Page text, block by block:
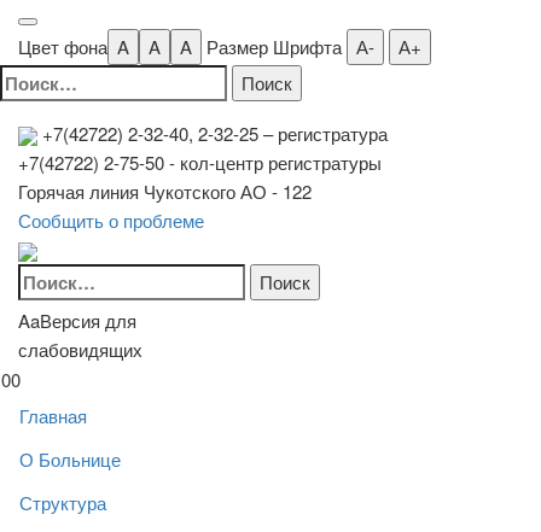
Цвет фона A A A Размер Шрифта А- А+
Найти:
+7(42722) 2-32-40, 2-32-25– регистратура
+7(42722) 2-75-50 - кол-центр регистратуры
Горячая линия Чукотского АО - 122
Сообщить о проблеме
Найти:
AaВерсия для
слабовидящих
00
Главная
О Больнице
Структура